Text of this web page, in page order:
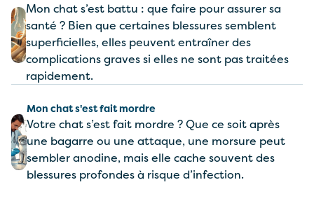
Mon chat s’est battu : que faire pour assurer sa
santé ? Bien que certaines blessures semblent
superficielles, elles peuvent entraîner des
complications graves si elles ne sont pas traitées
rapidement.
Mon chat s'est fait mordre
Votre chat s’est fait mordre ? Que ce soit après
une bagarre ou une attaque, une morsure peut
sembler anodine, mais elle cache souvent des
blessures profondes à risque d’infection.